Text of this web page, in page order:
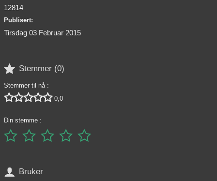
12814
Publisert:
Tirsdag 03 Februar 2015
 Stemmer (0)
Stemmer til nå :
 0,0
Din stemme :
    
 Bruker